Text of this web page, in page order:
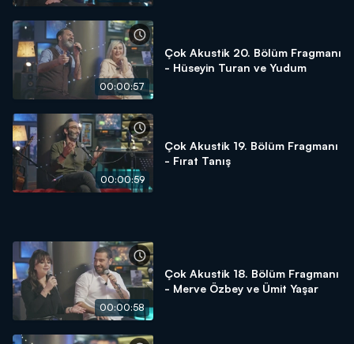
00:00:57
Çok Akustik 20. Bölüm Fragmanı
- Hüseyin Turan ve Yudum
00:00:59
Çok Akustik 19. Bölüm Fragmanı
- Fırat Tanış
00:00:58
Çok Akustik 18. Bölüm Fragmanı
- Merve Özbey ve Ümit Yaşar